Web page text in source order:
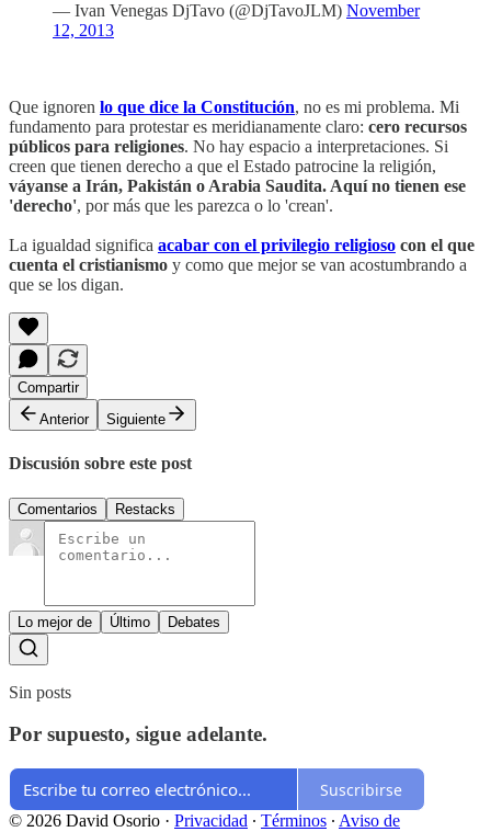
— Ivan Venegas DjTavo (@DjTavoJLM) November
12, 2013
Que ignoren lo que dice la Constitución, no es mi problema. Mi
fundamento para protestar es meridianamente claro: cero recursos
públicos para religiones. No hay espacio a interpretaciones. Si
creen que tienen derecho a que el Estado patrocine la religión,
váyanse a Irán, Pakistán o Arabia Saudita. Aquí no tienen ese
'derecho', por más que les parezca o lo 'crean'.
La igualdad significa acabar con el privilegio religioso con el que
cuenta el cristianismo y como que mejor se van acostumbrando a
que se los digan.
Compartir
Anterior
Siguiente
Discusión sobre este post
Comentarios Restacks
Lo mejor de Último Debates
Sin posts
Por supuesto, sigue adelante.
Suscribirse
© 2026 David Osorio · Privacidad ∙ Términos ∙ Aviso de